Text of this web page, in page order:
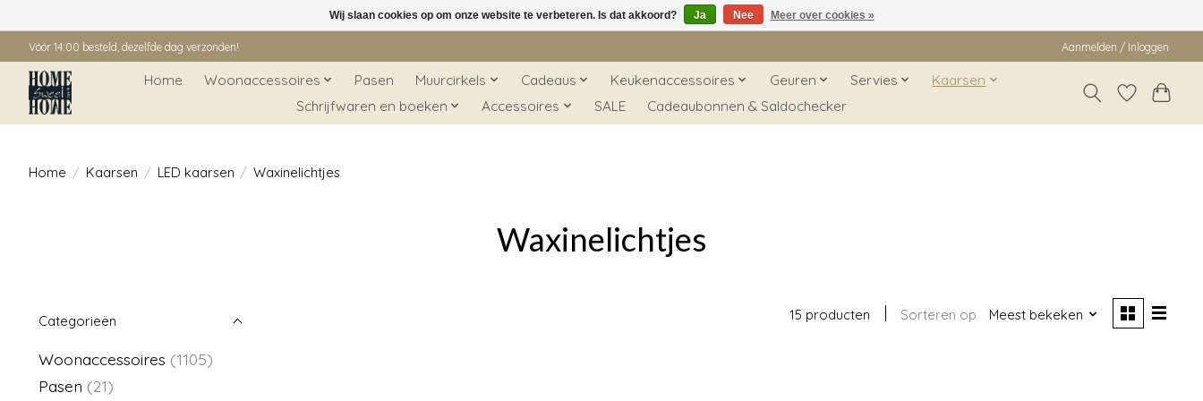
Vóór 14:00 besteld, dezelfde dag verzonden! Aanmelden / Inloggen
Home Woonaccessoires Pasen Muurcirkels Cadeaus Keukenaccessoires Geuren Servies
Kaarsen
Schrijfwaren en boeken
Accessoires SALE Cadeaubonnen & Saldochecker
Home / Kaarsen / LED kaarsen / Waxinelichtjes
Waxinelichtjes
Categorieën
Woonaccessoires (1105)
Pasen (21)
15 producten Sorteren op Meest bekeken
Wij slaan cookies op om onze website te verbeteren. Is dat akkoord? Ja Nee Meer over cookies »